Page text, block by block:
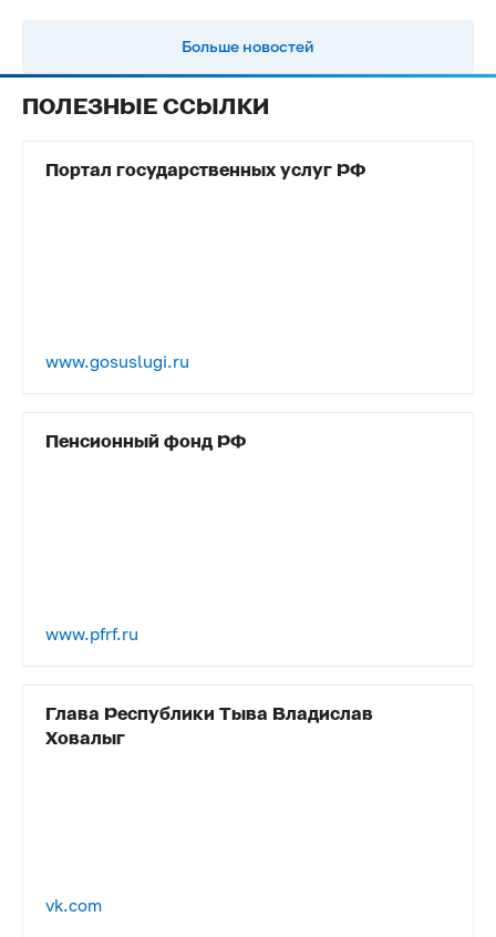
Больше новостей
ПОЛЕЗНЫЕ ССЫЛКИ
Портал государственных услуг РФ
www.gosuslugi.ru
Пенсионный фонд РФ
www.pfrf.ru
Глава Республики Тыва Владислав
Ховалыг
vk.com